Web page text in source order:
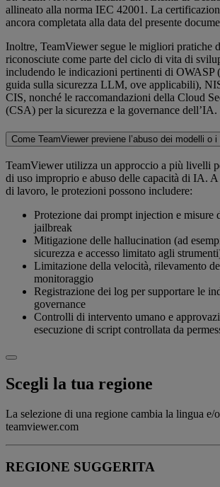
allineato alla norma IEC 42001. La
ancora completata alla data del presente
Inoltre, TeamViewer segue le migliori pratiche
riconosciute come parte del ciclo di vita di
includendo le indicazioni pertinenti di OWASP
guida sulla sicurezza LLM, ove applicabili),
CIS, nonché le raccomandazioni della Cloud
(CSA) per la sicurezza e la governance dell’IA.
Come TeamViewer previene l’abuso dei modelli o
TeamViewer utilizza un approccio a più livelli
di uso improprio e abuso delle capacità di IA. A
di lavoro, le protezioni possono includere:
Protezione dai prompt injection e misure
jailbreak
Mitigazione delle hallucination (ad
sicurezza e accesso limitato agli
Limitazione della velocità, rilevamento
monitoraggio
Registrazione dei log per supportare le
governance
Controlli di intervento umano e
esecuzione di script controllata da
Scegli la tua regione
La selezione di una regione cambia la lingua e/
teamviewer.com
REGIONE SUGGERITA